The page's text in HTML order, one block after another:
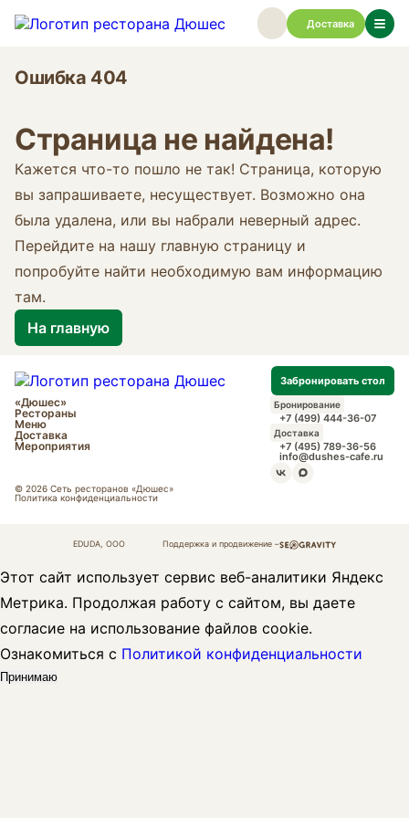
Доставка
Ошибка 404
Страница не найдена!
Кажется что-то пошло не так! Страница, которую
вы запрашиваете, несуществует. Возможно она
была удалена, или вы набрали неверный адрес.
Перейдите на нашу главную страницу и
попробуйте найти необходимую вам информацию
там.
На главную
Забронировать стол
«Дюшес»
Рестораны
Меню
Доставка
Мероприятия
Бронирование
+7 (499) 444-36-07
Доставка
+7 (495) 789-36-56
info@dushes-cafe.ru
© 2026 Сеть ресторанов «Дюшес»
Политика конфиденциальности
EDUDA, OOO Поддержка и продвижение –
Этот сайт использует сервис веб-аналитики Яндекс
Метрика. Продолжая работу с сайтом, вы даете
согласие на использование файлов cookie.
Ознакомиться с Политикой конфиденциальности
Принимаю